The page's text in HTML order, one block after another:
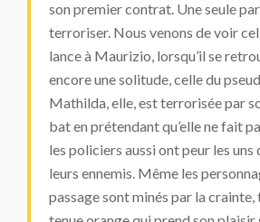
son premier contrat. Une seule
terroriser. Nous venons de voir
lance à Maurizio, lorsqu’il se
encore une solitude, celle du
Mathilda, elle, est terrorisée par
bat en prétendant qu’elle ne fait
les policiers aussi ont peur les uns
leurs ennemis. Même les
passage sont minés par la crainte,